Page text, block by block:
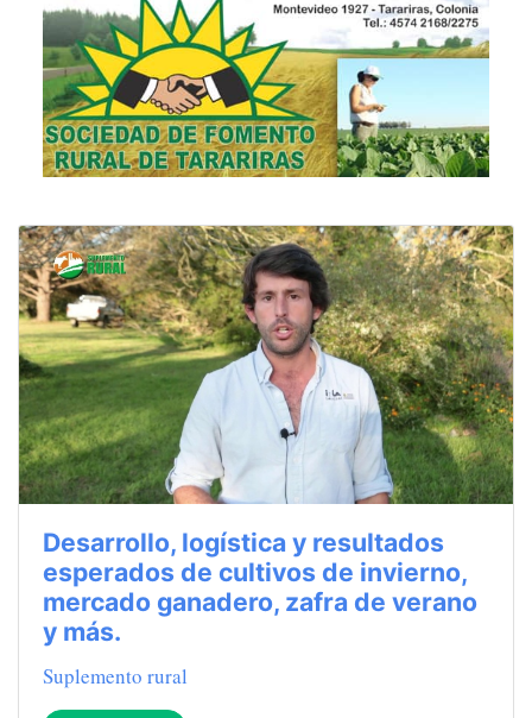
Desarrollo, logística y resultados
esperados de cultivos de invierno,
mercado ganadero, zafra de verano
y más.
Suplemento rural